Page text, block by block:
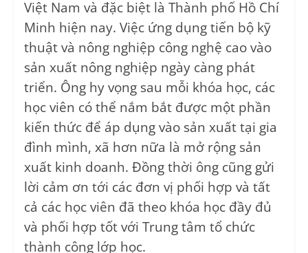
Việt Nam và đặc biệt là Thành phố Hồ Chí
Minh hiện nay. Việc ứng dụng tiến bộ kỹ
thuật và nông nghiệp công nghệ cao vào
sản xuất nông nghiệp ngày càng phát
triển. Ông hy vọng sau mỗi khóa học, các
học viên có thể nắm bắt được một phần
kiến thức để áp dụng vào sản xuất tại gia
đình mình, xã hơn nữa là mở rộng sản
xuất kinh doanh. Đồng thời ông cũng gửi
lời cảm ơn tới các đơn vị phối hợp và tất
cả các học viên đã theo khóa học đầy đủ
và phối hợp tốt với Trung tâm tổ chức
thành công lớp học.